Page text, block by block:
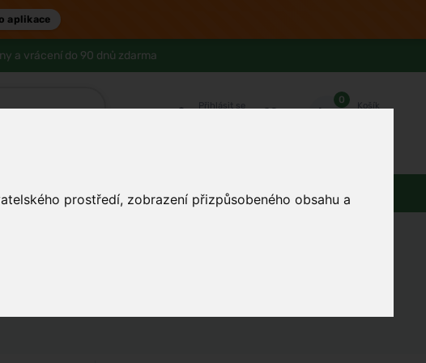
prostředí, zobrazení přizpůsobeného obsahu a
aplikace
a vrácení do 90 dnů zdarma
Přihlásit se
0
Košík
Domácnost Dárky Obuv / oblečení